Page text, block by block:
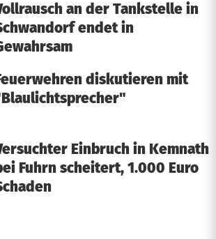
an der Tankstelle in
endet in
diskutieren mit
Einbruch in Kemnath
Fuhrn scheitert, 1.000 Euro